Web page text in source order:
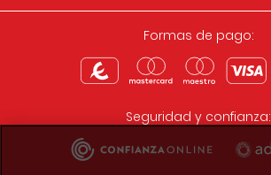
Formas de pago:
Seguridad y confianza: